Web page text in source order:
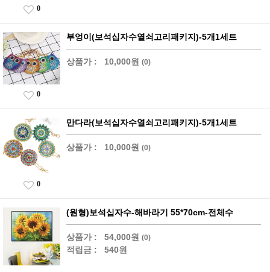
0
부엉이(보석십자수열쇠고리패키지)-5개1세트
상품가 : 10,000원 (0)
0
만다라(보석십자수열쇠고리패키지)-5개1세트
상품가 : 10,000원 (0)
0
(원형)보석십자수-해바라기 55*70cm-전체수
상품가 : 54,000원 (0)
적립금 : 540원